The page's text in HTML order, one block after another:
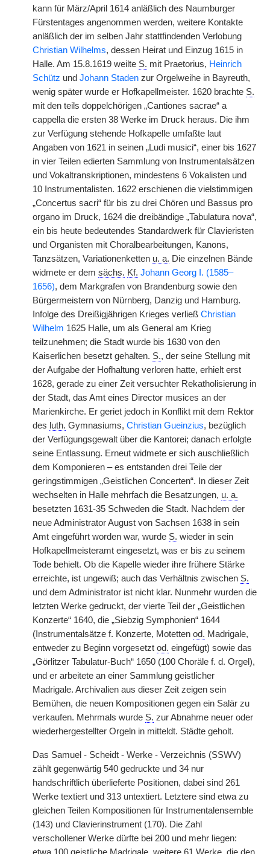
kann für März/April 1614 anläßlich des Naumburger
Fürstentages angenommen werden, weitere Kontakte
anläßlich der im selben Jahr stattfindenden Verlobung
Christian Wilhelms, dessen Heirat und Einzug 1615 in
Halle. Am 15.8.1619 weilte S. mit Praetorius, Heinrich
Schütz und Johann Staden zur Orgelweihe in Bayreuth,
wenig später wurde er Hofkapellmeister. 1620 brachte S.
mit den teils doppelchörigen „Cantiones sacrae“ a
cappella die ersten 38 Werke im Druck heraus. Die ihm
zur Verfügung stehende Hofkapelle umfaßte laut
Angaben von 1621 in seinen „Ludi musici“, einer bis 1627
in vier Teilen edierten Sammlung von Instrumentalsätzen
und Vokaltranskriptionen, mindestens 6 Vokalisten und
10 Instrumentalisten. 1622 erschienen die vielstimmigen
„Concertus sacri“ für bis zu drei Chören und Bassus pro
organo im Druck, 1624 die dreibändige „Tabulatura nova“,
ein bis heute bedeutendes Standardwerk für Clavieristen
und Organisten mit Choralbearbeitungen, Kanons,
Tanzsätzen, Variationenketten u. a. Die einzelnen Bände
widmete er dem sächs. Kf. Johann Georg I. (1585–
1656), dem Markgrafen von Brandenburg sowie den
Bürgermeistern von Nürnberg, Danzig und Hamburg.
Infolge des Dreißigjährigen Krieges verließ Christian
Wilhelm 1625 Halle, um als General am Krieg
teilzunehmen; die Stadt wurde bis 1630 von den
Kaiserlichen besetzt gehalten. S., der seine Stellung mit
der Aufgabe der Hofhaltung verloren hatte, erhielt erst
1628, gerade zu einer Zeit versuchter Rekatholisierung in
der Stadt, das Amt eines Director musices an der
Marienkirche. Er geriet jedoch in Konflikt mit dem Rektor
des luth. Gymnasiums, Christian Gueinzius, bezüglich
der Verfügungsgewalt über die Kantorei; danach erfolgte
seine Entlassung. Erneut widmete er sich auschließlich
dem Komponieren – es entstanden drei Teile der
geringstimmigen „Geistlichen Concerten“. In dieser Zeit
wechselten in Halle mehrfach die Besatzungen, u. a.
besetzten 1631-35 Schweden die Stadt. Nachdem der
neue Administrator August von Sachsen 1638 in sein
Amt eingeführt worden war, wurde S. wieder in sein
Hofkapellmeisteramt eingesetzt, was er bis zu seinem
Tode behielt. Ob die Kapelle wieder ihre frühere Stärke
erreichte, ist ungewiß; auch das Verhältnis zwischen S.
und dem Administrator ist nicht klar. Nunmehr wurden die
letzten Werke gedruckt, der vierte Teil der „Geistlichen
Konzerte“ 1640, die „Siebzig Symphonien“ 1644
(Instrumentalsätze f. Konzerte, Motetten od. Madrigale,
entweder zu Beginn vorgesetzt od. eingefügt) sowie das
„Görlitzer Tabulatur-Buch“ 1650 (100 Choräle f. d. Orgel),
und er arbeitete an einer Sammlung geistlicher
Madrigale. Archivalien aus dieser Zeit zeigen sein
Bemühen, die neuen Kompositionen gegen ein Salär zu
verkaufen. Mehrmals wurde S. zur Abnahme neuer oder
wiederhergestellter Orgeln in mitteldt. Städte geholt.
Das Samuel - Scheidt - Werke - Verzeichnis (SSWV)
zählt gegenwärtig 540 gedruckte und 34 nur
handschriftlich überlieferte Positionen, dabei sind 261
Werke textiert und 313 untextiert. Letztere sind etwa zu
gleichen Teilen Kompositionen für Instrumentalensemble
(143) und Clavierinstrument (170). Die Zahl
verschollener Werke dürfte bei 200 und mehr liegen: